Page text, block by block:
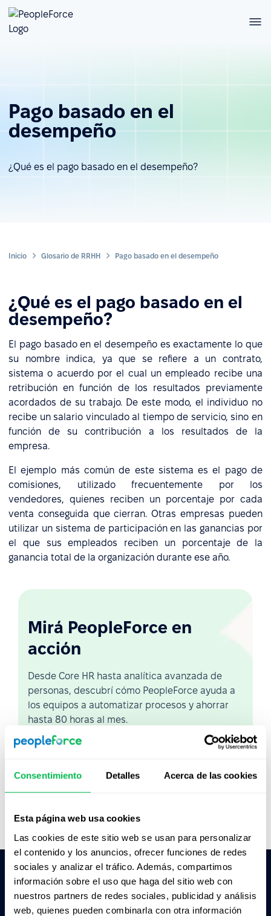
Consentimiento Detalles Acerca de las cookies
Esta página web usa cookies
Las cookies de este sitio web se usan para personalizar
el contenido y los anuncios, ofrecer funciones de redes
sociales y analizar el tráfico. Además, compartimos
información sobre el uso que haga del sitio web con
nuestros partners de redes sociales, publicidad y análisis
web, quienes pueden combinarla con otra información
Pago basado en el
desempeño
¿Qué es el pago basado en el desempeño?
Inicio Glosario de RRHH Pago basado en el desempeño
¿Qué es el pago basado en el
desempeño?
El pago basado en el desempeño es exactamente lo que
su nombre indica, ya que se refiere a un contrato,
sistema o acuerdo por el cual un empleado recibe una
retribución en función de los resultados previamente
acordados de su trabajo. De este modo, el individuo no
recibe un salario vinculado al tiempo de servicio, sino en
función de su contribución a los resultados de la
empresa.
El ejemplo más común de este sistema es el pago de
comisiones, utilizado frecuentemente por los
vendedores, quienes reciben un porcentaje por cada
venta conseguida que cierran. Otras empresas pueden
utilizar un sistema de participación en las ganancias por
el que sus empleados reciben un porcentaje de la
ganancia total de la organización durante ese año.
Mirá PeopleForce en
acción
Desde Core HR hasta analítica avanzada de
personas, descubrí cómo PeopleForce ayuda a
los equipos a automatizar procesos y ahorrar
hasta 80 horas al mes.
Ver video
Pedile a la IA un resumen de PeopleForce:
ChatGPT
Claude Perplexity